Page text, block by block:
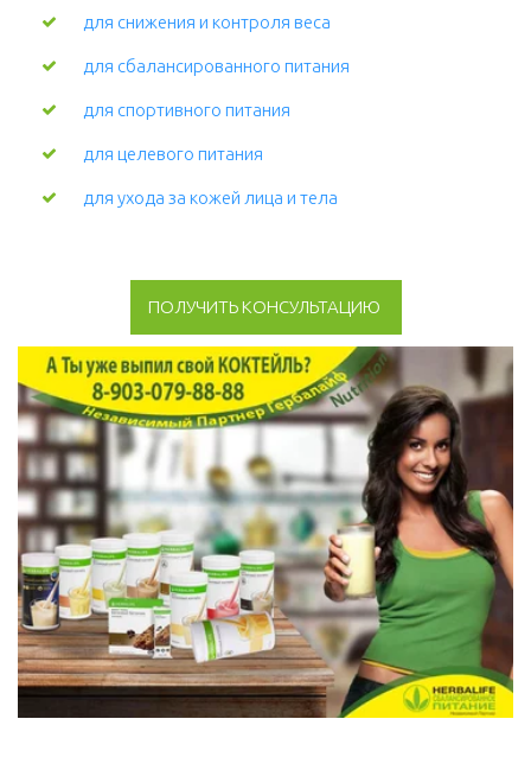
для снижения и контроля веса
для сбалансированного питания
для спортивного питания
для целевого питания
для ухода за кожей лица и тела
ПОЛУЧИТЬ КОНСУЛЬТАЦИЮ